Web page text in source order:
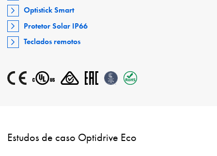
Optistick Smart
Protetor Solar IP66
Teclados remotos
Estudos de caso Optidrive Eco